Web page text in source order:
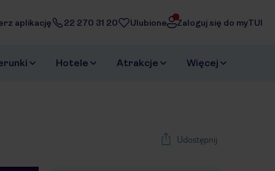
aplikację 22 270 31 20 Ulubione Zaloguj się do myTUI
Hotele Atrakcje Więcej
Udostępnij